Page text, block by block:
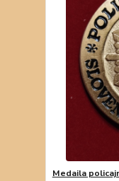
Medaila